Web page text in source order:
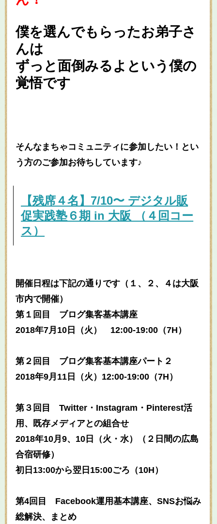
僕を選んでもらったお弟子さ
んは
ずっと面倒みるよという僕の
覚悟です
そんなまちゃコミュニティに参加したい！とい
う方のご参加お待ちしています♪
【残席４名】7/10〜 デジタル販
促実践塾６期 in 大阪 （４回コー
ス）
開催日程は下記の通りです（１、２、４は大阪
市内で開催）
第１回目 ブログ集客基本講座
2018年7月10日（火） 12:00-19:00（7H）
第２回目 ブログ集客基本講座パート２
2018年9月11日（火）12:00-19:00（7H）
第３回目 Twitter・Instagram・Pinterest活
用、既存メディアとの組合せ
2018年10月9、10日（火・水）（２日間の広島
合宿研修）
初日13:00から翌日15:00ごろ（10H）
第4回目 Facebook運用基本講座、SNSお悩み
総解決、まとめ